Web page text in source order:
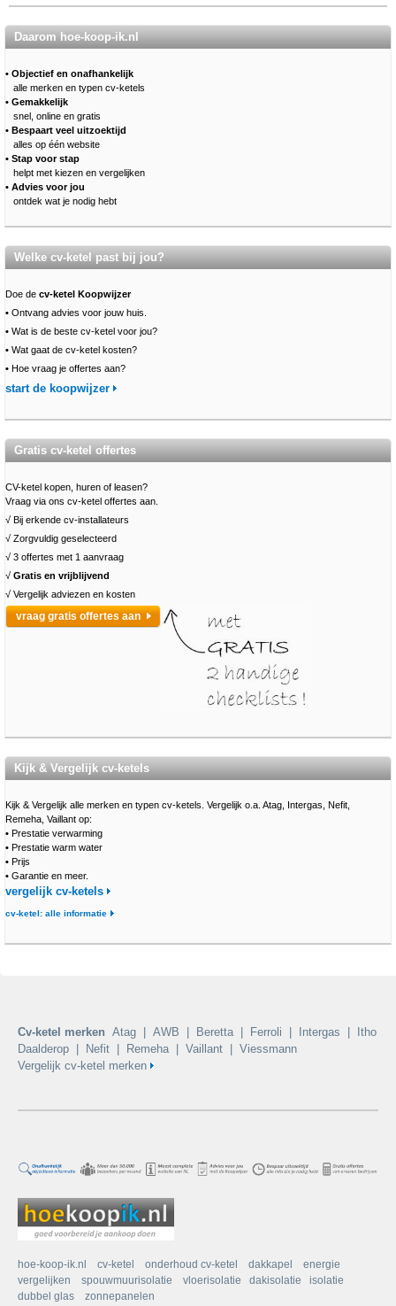
Daarom hoe-koop-ik.nl
• Objectief en onafhankelijk
alle merken en typen cv-ketels
• Gemakkelijk
snel, online en gratis
• Bespaart veel uitzoektijd
alles op één website
• Stap voor stap
helpt met kiezen en vergelijken
• Advies voor jou
ontdek wat je nodig hebt
Welke cv-ketel past bij jou?
Doe de cv-ketel Koopwijzer
• Ontvang advies voor jouw huis.
• Wat is de beste cv-ketel voor jou?
• Wat gaat de cv-ketel kosten?
• Hoe vraag je offertes aan?
start de koopwijzer
Gratis cv-ketel offertes
CV-ketel kopen, huren of leasen?
Vraag via ons cv-ketel offertes aan.
√ Bij erkende cv-installateurs
√ Zorgvuldig geselecteerd
√ 3 offertes met 1 aanvraag
√ Gratis en vrijblijvend
√ Vergelijk adviezen en kosten
vraag gratis offertes aan
Kijk & Vergelijk cv-ketels
Kijk & Vergelijk alle merken en typen cv-ketels. Vergelijk o.a. Atag, Intergas, Nefit,
Remeha, Vaillant op:
• Prestatie verwarming
• Prestatie warm water
• Prijs
• Garantie en meer.
vergelijk cv-ketels
cv-ketel: alle informatie
Cv-ketel merken Atag AWB Beretta| Ferroli Intergas
Itho
Daalderop
Nefit Remeha| Vaillant
Viessmann
Vergelijk cv-ketel merken
hoe-koop-ik.nl cv-ketel onderhoud cv-ketel dakkapel
energie
vergelijken
spouwmuurisolatie vloerisolatie dakisolatie
isolatie
dubbel glas
zonnepanelen